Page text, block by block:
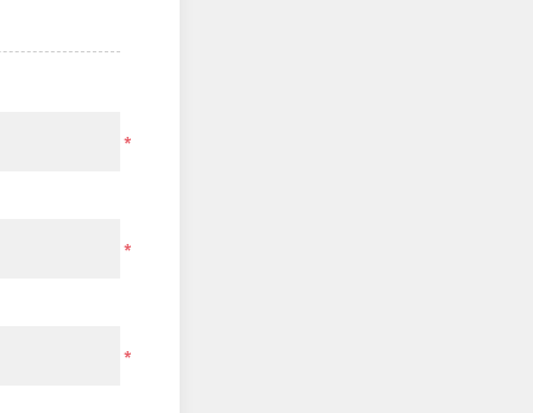
*
*
*